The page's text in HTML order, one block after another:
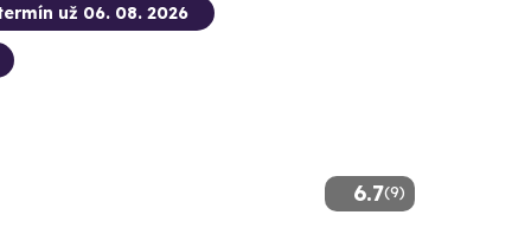
6.7(9)
už 06. 08. 2026